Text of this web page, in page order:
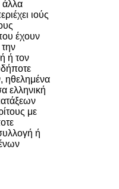
άλλα
ιούς
έχουν
ή τον
ηθελημένα
ελληνική
με
ή